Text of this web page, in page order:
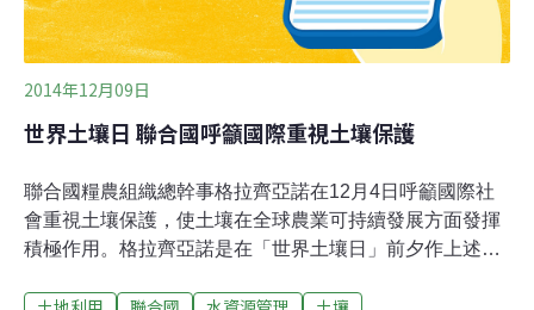
農委會撤案，要求
2014年12月09日
世界土壤日 聯合國呼籲國際重視土壤保護
聯合國糧農組織總幹事格拉齊亞諾在12月4日呼籲國際社
會重視土壤保護，使土壤在全球農業可持續發展方面發揮
積極作用。格拉齊亞諾是在「世界土壤日」前夕作上述表
醫藥產品的基礎，而且在水資源管理和促進碳封存方面發